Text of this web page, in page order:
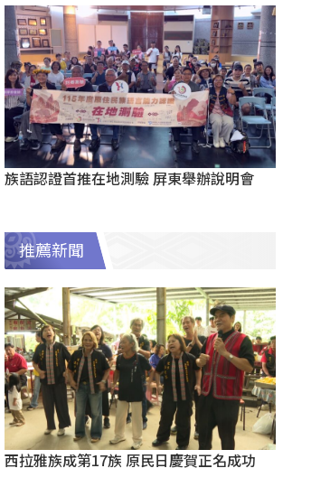
族語認證首推在地測驗 屏東舉辦說明會
推薦新聞
西拉雅族成第17族 原民日慶賀正名成功